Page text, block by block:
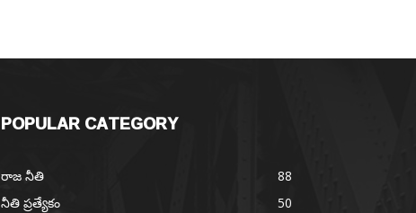
POPULAR CATEGORY
రాజ నీతి
88
నీతి ప్రత్యేకం
50